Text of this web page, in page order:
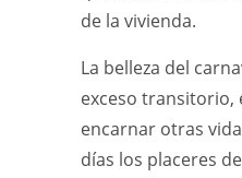
de la vivienda.
La belleza del
exceso transitorio,
encarnar otras
días los placeres